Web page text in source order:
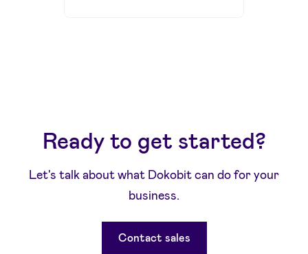
Ready to get started?
Let's talk about what Dokobit can do for your
business.
Contact sales